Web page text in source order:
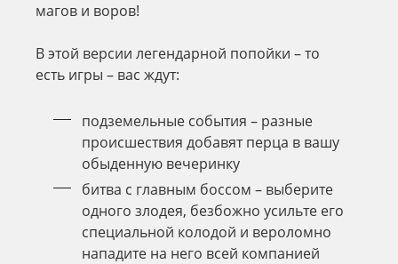
магов и воров!
В этой версии легендарной попойки – то
есть игры – вас ждут:
подземельные события – разные
происшествия добавят перца в вашу
обыденную вечеринку
битва с главным боссом – выберите
одного злодея, безбожно усильте его
специальной колодой и вероломно
нападите на него всей компанией